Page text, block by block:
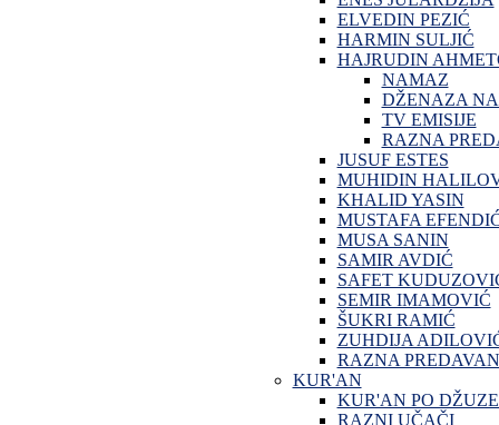
ELVEDIN PEZIĆ
HARMIN SULJIĆ
HAJRUDIN
NAMAZ
DŽENAZA
TV EMISIJE
RAZNA
JUSUF ESTES
MUHIDIN
KHALID YASIN
MUSTAFA
MUSA SANIN
SAMIR AVDIĆ
SAFET
SEMIR IMAMOVIĆ
ŠUKRI RAMIĆ
ZUHDIJA
RAZNA
KUR'AN
KUR'AN PO
RAZNI UČAČI